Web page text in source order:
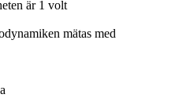
är 1 volt
mätas med